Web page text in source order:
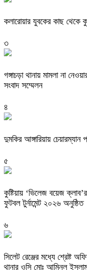
কলারোয়ার যুবকের কাছ থেকে
৩
গঙ্গাচড়া থানায় মামলা না
সংবাদ সম্মেলন
৪
দুমকির আঙ্গারিয়ায় চেয়ারম্যান
৫
কুষ্টিয়ায় ‘ভিলেজ বয়েজ
ফুটবল টুর্নামেন্ট ২০২৬ অনুষ্ঠিত
৬
সিলেট রেঞ্জের মধ্যে শ্রেষ্ট
থানার ওসি মোঃ আমিনুল